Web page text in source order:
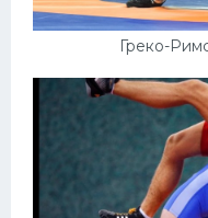
Греко-